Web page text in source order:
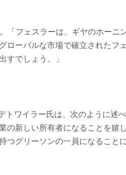
「フェスラーは、ギヤのホーニ
ローバルな市場で確立されたフ
すでしょう。」
トワイラー氏は、次のように述
の新しい所有者になることを嬉
つグリーソンの一員になること